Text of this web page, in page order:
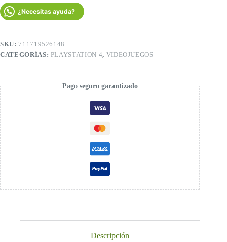
PS4
Sony
Físico
cantidad
¿Necesitas ayuda?
SKU: 711719526148
CATEGORÍAS: PLAYSTATION 4, VIDEOJUEGOS
Pago seguro garantizado
Descripción